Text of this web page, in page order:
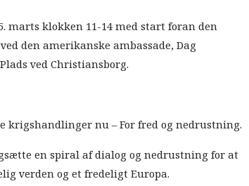
marts klokken 11-14 med start foran den
den amerikanske ambassade, Dag
ved Christiansborg.
krigshandlinger nu – For fred og nedrustning.
en spiral af dialog og nedrustning for at
verden og et fredeligt Europa.